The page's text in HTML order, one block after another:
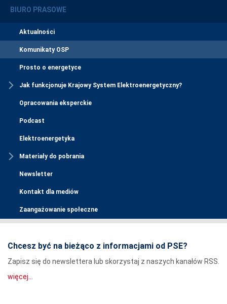
BIURO PRASOWE
Aktualności
Komunikaty OSP
Prosto o energetyce
Jak funkcjonuje Krajowy System Elektroenergetyczny?
Opracowania eksperckie
Podcast
Elektroenergetyka
Materiały do pobrania
Newsletter
Kontakt dla mediów
Zaangażowanie społeczne
Chcesz być na bieżąco z informacjami od PSE?
Zapisz się do newslettera lub skorzystaj z naszych kanałów RSS.
więcej...